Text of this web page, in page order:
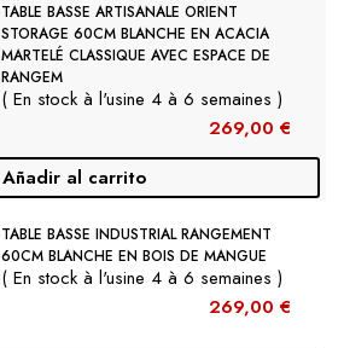
TABLE BASSE ARTISANALE ORIENT
STORAGE 60CM BLANCHE EN ACACIA
MARTELÉ CLASSIQUE AVEC ESPACE DE
RANGEM
( En stock à l'usine 4 à 6 semaines )
269,00 €
Añadir al carrito
TABLE BASSE INDUSTRIAL RANGEMENT
60CM BLANCHE EN BOIS DE MANGUE
( En stock à l'usine 4 à 6 semaines )
269,00 €